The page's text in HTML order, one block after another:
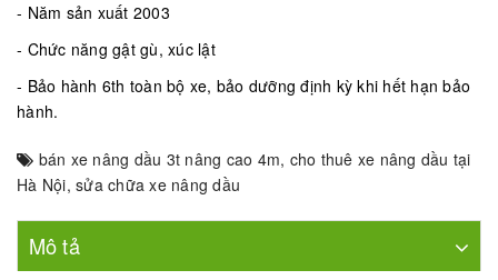
- Năm sản xuất 2003
- Chức năng gật gù, xúc lật
- Bảo hành 6th toàn bộ xe, bảo dưỡng định kỳ khi hết hạn bảo
hành.
bán xe nâng dầu 3t nâng cao 4m, cho thuê xe nâng dầu tại
Hà Nội, sửa chữa xe nâng dầu
Mô tả